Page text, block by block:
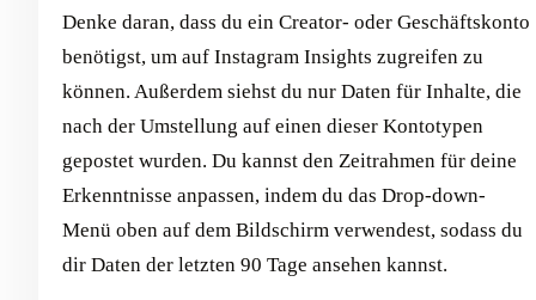
Denke daran, dass du ein Creator- oder Geschäftskonto
benötigst, um auf Instagram Insights zugreifen zu
können. Außerdem siehst du nur Daten für Inhalte, die
nach der Umstellung auf einen dieser Kontotypen
gepostet wurden. Du kannst den Zeitrahmen für deine
Erkenntnisse anpassen, indem du das Drop-down-
Menü oben auf dem Bildschirm verwendest, sodass du
dir Daten der letzten 90 Tage ansehen kannst.